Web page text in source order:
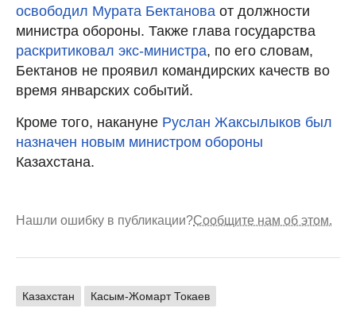
освободил Мурата Бектанова от должности
министра обороны. Также глава государства
раскритиковал экс-министра, по его словам,
Бектанов не проявил командирских качеств во
время январских событий.
Кроме того, накануне Руслан Жаксылыков был
назначен новым министром обороны
Казахстана.
Нашли ошибку в публикации?Сообщите нам об этом.
Казахстан Касым-Жомарт Токаев